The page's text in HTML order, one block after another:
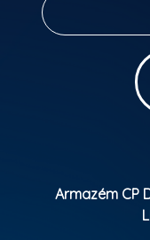
nosso jeito
O nosso
onde o calor
Sabemos que
Então, anota na
Classificação
Armazém CP